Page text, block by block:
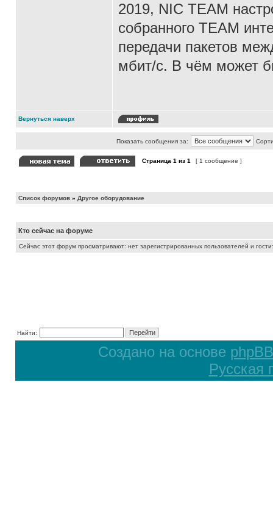
2019, NIC TEAM
собранного TEAM
передачи пакетов
мбит/с. В чём может
Вернуться наверх
Показать сообщения за:
Страница 1 из 1 [ 1 сообщение ]
Список форумов » Другое оборудование
Кто сейчас на форуме
Сейчас этот форум просматривают: нет зарегистрированных пользователей и
Найти:
Создано на основе phpBB
Русская